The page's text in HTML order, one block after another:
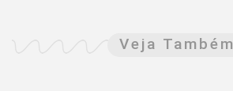
Veja Também